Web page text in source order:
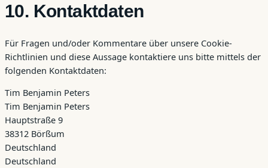
10. Kontaktdaten
Für Fragen und/oder Kommentare über unsere Cookie-
Richtlinien und diese Aussage kontaktiere uns bitte mittels der
folgenden Kontaktdaten:
Tim Benjamin Peters
Tim Benjamin Peters
Hauptstraße 9
38312 Börßum
Deutschland
Deutschland